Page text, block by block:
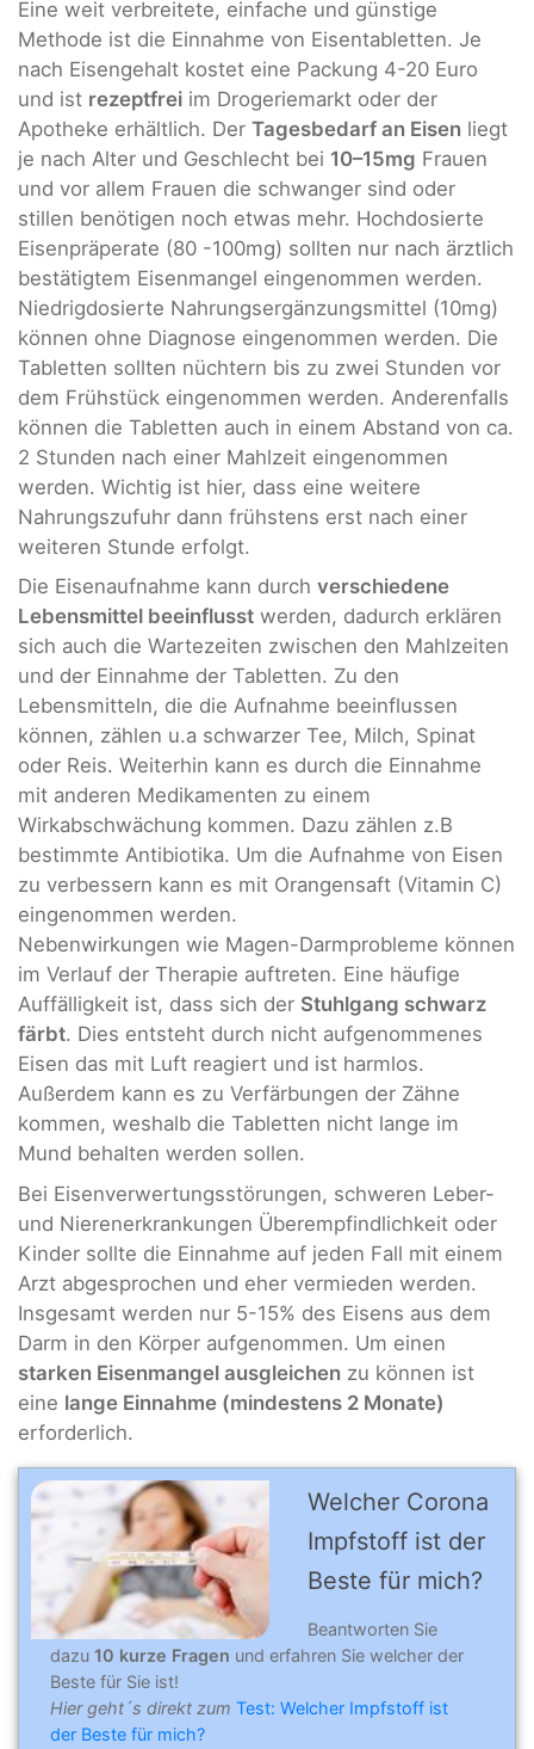
Eine weit verbreitete, einfache und günstige
Methode ist die Einnahme von Eisentabletten. Je
nach Eisengehalt kostet eine Packung 4-20 Euro
und ist rezeptfrei im Drogeriemarkt oder der
Apotheke erhältlich. Der Tagesbedarf an Eisen liegt
je nach Alter und Geschlecht bei 10–15mg Frauen
und vor allem Frauen die schwanger sind oder
stillen benötigen noch etwas mehr. Hochdosierte
Eisenpräperate (80 -100mg) sollten nur nach ärztlich
bestätigtem Eisenmangel eingenommen werden.
Niedrigdosierte Nahrungsergänzungsmittel (10mg)
können ohne Diagnose eingenommen werden. Die
Tabletten sollten nüchtern bis zu zwei Stunden vor
dem Frühstück eingenommen werden. Anderenfalls
können die Tabletten auch in einem Abstand von ca.
2 Stunden nach einer Mahlzeit eingenommen
werden. Wichtig ist hier, dass eine weitere
Nahrungszufuhr dann frühstens erst nach einer
weiteren Stunde erfolgt.
Die Eisenaufnahme kann durch verschiedene
Lebensmittel beeinflusst werden, dadurch erklären
sich auch die Wartezeiten zwischen den Mahlzeiten
und der Einnahme der Tabletten. Zu den
Lebensmitteln, die die Aufnahme beeinflussen
können, zählen u.a schwarzer Tee, Milch, Spinat
oder Reis. Weiterhin kann es durch die Einnahme
mit anderen Medikamenten zu einem
Wirkabschwächung kommen. Dazu zählen z.B
bestimmte Antibiotika. Um die Aufnahme von Eisen
zu verbessern kann es mit Orangensaft (Vitamin C)
eingenommen werden.
Nebenwirkungen wie Magen-Darmprobleme können
im Verlauf der Therapie auftreten. Eine häufige
Auffälligkeit ist, dass sich der Stuhlgang schwarz
färbt. Dies entsteht durch nicht aufgenommenes
Eisen das mit Luft reagiert und ist harmlos.
Außerdem kann es zu Verfärbungen der Zähne
kommen, weshalb die Tabletten nicht lange im
Mund behalten werden sollen.
Bei Eisenverwertungsstörungen, schweren Leber-
und Nierenerkrankungen Überempfindlichkeit oder
Kinder sollte die Einnahme auf jeden Fall mit einem
Arzt abgesprochen und eher vermieden werden.
Insgesamt werden nur 5-15% des Eisens aus dem
Darm in den Körper aufgenommen. Um einen
starken Eisenmangel ausgleichen zu können ist
eine lange Einnahme (mindestens 2 Monate)
erforderlich.
Welcher Corona
Impfstoff ist der
Beste für mich?
Beantworten Sie
dazu 10 kurze Fragen und erfahren Sie welcher der
Beste für Sie ist!
Hier geht´s direkt zum Test: Welcher Impfstoff ist
der Beste für mich?